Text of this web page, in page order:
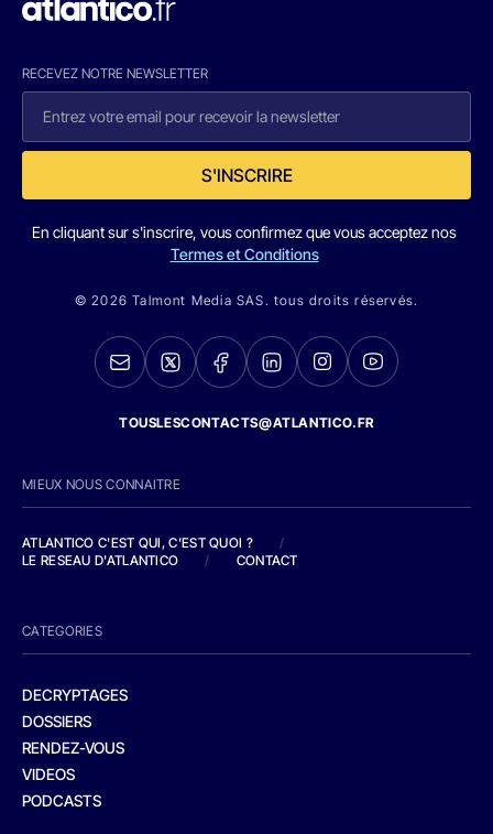
RECEVEZ NOTRE NEWSLETTER
S'INSCRIRE
En cliquant sur s'inscrire, vous confirmez que vous acceptez nos
Termes et Conditions
© 2026 Talmont Media SAS. tous droits réservés.
TOUSLESCONTACTS@ATLANTICO.FR
MIEUX NOUS CONNAITRE
ATLANTICO C'EST QUI, C'EST QUOI ?
/
LE RESEAU D'ATLANTICO
/ CONTACT
CATEGORIES
DECRYPTAGES
DOSSIERS
RENDEZ-VOUS
VIDEOS
PODCASTS